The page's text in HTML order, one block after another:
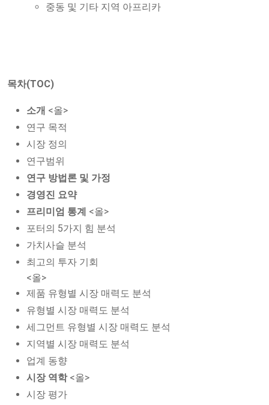
중동 및 기타 지역 아프리카
목차(TOC)
소개 <올>
연구 목적
시장 정의
연구범위
연구 방법론 및 가정
경영진 요약
프리미엄 통계 <올>
포터의 5가지 힘 분석
가치사슬 분석
최고의 투자 기회
<올>
제품 유형별 시장 매력도 분석
유형별 시장 매력도 분석
세그먼트 유형별 시장 매력도 분석
지역별 시장 매력도 분석
업계 동향
시장 역학<올>
시장 평가